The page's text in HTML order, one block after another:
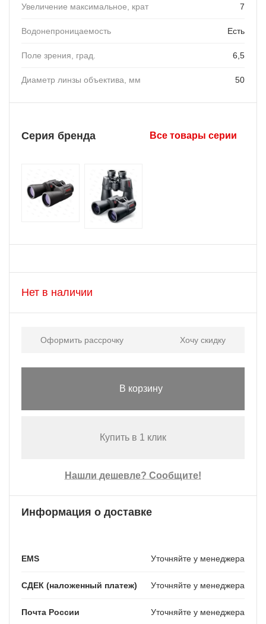
Увеличение максимальное, крат 7
Водонепроницаемость Есть
Поле зрения, град. 6,5
Диаметр линзы объектива, мм 50
Серия бренда Все товары серии
Нет в наличии
Оформить рассрочку Хочу скидку
В корзину
Купить в 1 клик
Нашли дешевле? Сообщите!
Информация о доставке
EMS Уточняйте у менеджера
СДЕК (наложенный платеж) Уточняйте у менеджера
Почта России Уточняйте у менеджера